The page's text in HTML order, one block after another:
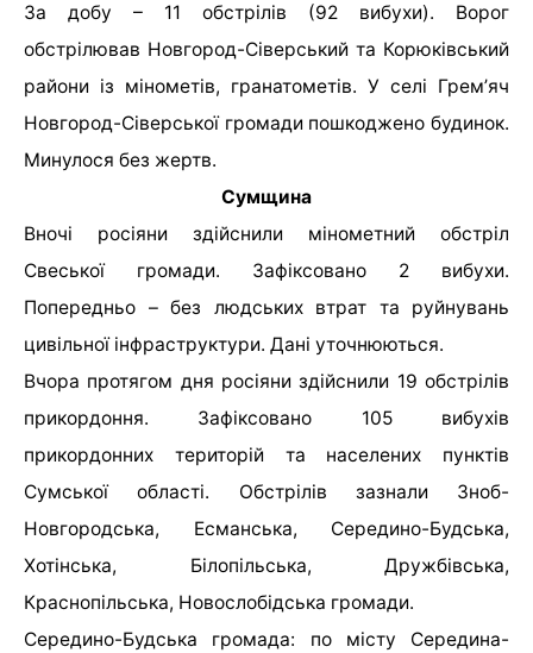
За добу – 11 обстрілів (92 вибухи). Ворог
обстрілював Новгород-Сіверський та Корюківський
райони із мінометів, гранатометів. У селі Гремʼяч
Новгород-Сіверської громади пошкоджено будинок.
Минулося без жертв.
Сумщина
Вночі росіяни здійснили мінометний обстріл
Свеської громади. Зафіксовано 2 вибухи.
Попередньо – без людських втрат та руйнувань
цивільної інфраструктури. Дані уточнюються.
Вчора протягом дня росіяни здійснили 19 обстрілів
прикордоння. Зафіксовано 105 вибухів
прикордонних територій та населених пунктів
Сумської області. Обстрілів зазнали Зноб-
Новгородська, Есманська, Середино-Будська,
Хотінська, Білопільська, Дружбівська,
Краснопільська, Новослобідська громади.
Середино-Будська громада: по місту Середина-